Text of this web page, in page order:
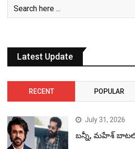
Latest Update
RECENT POPULAR
July 31, 2026
బన్నీ, మహేశ్ బాటలో